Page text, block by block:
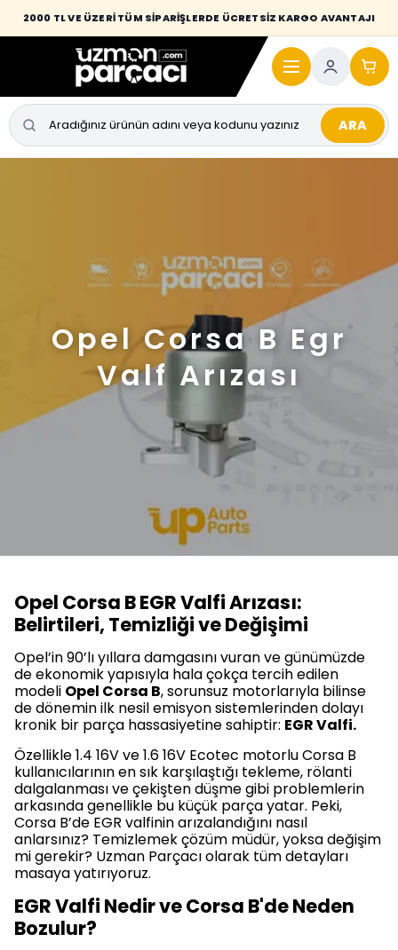
2000 TL VE ÜZERİ TÜM SİPARİŞLERDE ÜCRETSİZ KARGO AVANTAJI
ARA
Opel Corsa B Egr
Valf Arızası
Opel Corsa B EGR Valfi Arızası:
Belirtileri, Temizliği ve Değişimi
Opel’in 90’lı yıllara damgasını vuran ve günümüzde
de ekonomik yapısıyla hala çokça tercih edilen
modeli Opel Corsa B, sorunsuz motorlarıyla bilinse
de dönemin ilk nesil emisyon sistemlerinden dolayı
kronik bir parça hassasiyetine sahiptir: EGR Valfi.
Özellikle 1.4 16V ve 1.6 16V Ecotec motorlu Corsa B
kullanıcılarının en sık karşılaştığı tekleme, rölanti
dalgalanması ve çekişten düşme gibi problemlerin
arkasında genellikle bu küçük parça yatar. Peki,
Corsa B’de EGR valfinin arızalandığını nasıl
anlarsınız? Temizlemek çözüm müdür, yoksa değişim
mi gerekir? Uzman Parçacı olarak tüm detayları
masaya yatırıyoruz.
EGR Valfi Nedir ve Corsa B'de Neden
Bozulur?